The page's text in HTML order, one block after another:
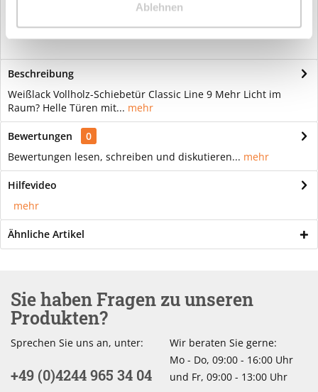
Ablehnen
Kostenloser Versand ab € 2000,- Bestellwert
Versand mit eigener Spedition
Beschreibung
Weißlack Vollholz-Schiebetür Classic Line 9 Mehr Licht im
Raum? Helle Türen mit... mehr
Bewertungen
0
Bewertungen lesen, schreiben und diskutieren... mehr
Hilfevideo
mehr
Ähnliche Artikel
Sie haben Fragen zu unseren
Produkten?
Sprechen Sie uns an, unter:
+49 (0)4244 965 34 04
Wir beraten Sie gerne:
Mo - Do, 09:00 - 16:00 Uhr
und Fr, 09:00 - 13:00 Uhr